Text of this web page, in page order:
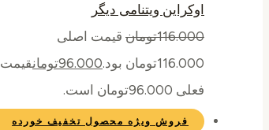
اوکراین ویتنامی دیگر
116.000تومان قیمت اصلی
116.000تومان بود.
96.000تومانقیمت
فعلی 96.000تومان است.
فروش ویژه محصول تخفیف خورده